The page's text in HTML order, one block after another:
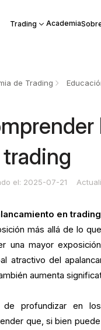
Trading Academia
de Trading
el: 2025-07-21
en trading
más allá de lo
una mayor
atractivo del
aumenta
de profundizar en
que, si bien